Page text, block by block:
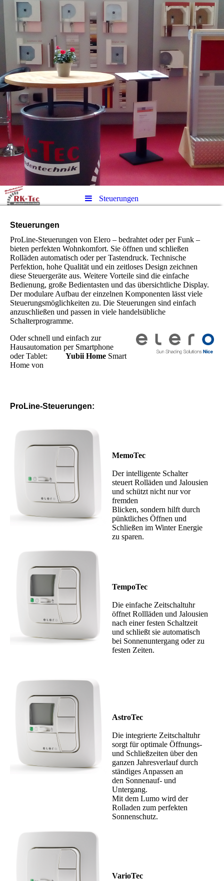
Steuerungen
Steuerungen
ProLine-Steuerungen von Elero – bedrahtet oder per Funk –
bieten perfekten Wohnkomfort. Sie öffnen und schließen
Rolläden automatisch oder per Tastendruck. Technische
Perfektion, hohe Qualität und ein zeitloses Design zeichnen
diese Steuergeräte aus. Weitere Vorteile sind die einfache
Bedienung, große Bedientasten und das übersichtliche Display.
Der modulare Aufbau der einzelnen Komponenten lässt viele
Steuerungsmöglichkeiten zu. Die Steuerungen sind einfach
anzuschließen und passen in viele handelsübliche
Schalterprogramme.
Oder schnell und einfach zur
Hausautomation per Smartphone
oder Tablet: Yubii Home Smart
Home von
ProLine-Steuerungen:
MemoTec
Der intelligente Schalter
steuert Rolläden und Jalousien
und schützt nicht nur vor
fremden
Blicken, sondern hilft durch
pünktliches Öffnen und
Schließen im Winter Energie
zu sparen.
TempoTec
Die einfache Zeitschaltuhr
öffnet Rollläden und Jalousien
nach einer festen Schaltzeit
und schließt sie automatisch
bei Sonnenuntergang oder zu
festen Zeiten.
AstroTec
Die integrierte Zeitschaltuhr
sorgt für optimale Öffnungs-
und Schließzeiten über den
ganzen Jahresverlauf durch
ständiges Anpassen an
den Sonnenauf- und
Untergang.
Mit dem Lumo wird der
Rolladen zum perfekten
Sonnenschutz.
VarioTec